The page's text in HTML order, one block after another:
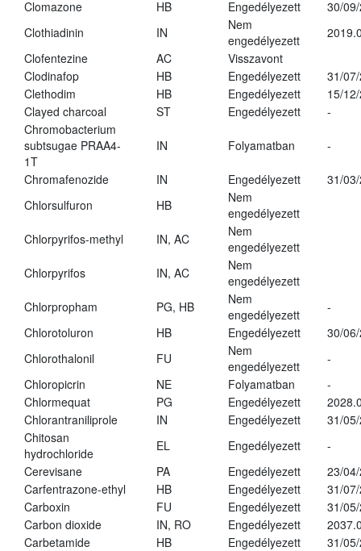
Clomazone HB Engedélyezett
30/
Clothiadinin
IN
Nem
engedélyezett
Clofentezine
AC
Visszavont
Clodinafop
HB Engedélyezett
31/
Clethodim
HB Engedélyezett
15/
Clayed charcoal
ST Engedélyezett
-
Chromobacterium
subtsugae PRAA4-
1T
IN Folyamatban -
Chromafenozide IN Engedélyezett
31/
Chlorsulfuron
HB
Nem
engedélyezett
Chlorpyrifos-methyl
IN, AC
Nem
engedélyezett
Chlorpyrifos
IN, AC
Nem
engedélyezett
Chlorpropham
PG, HB
Nem
engedélyezett
-
Chlorotoluron
HB Engedélyezett
30/
Chlorothalonil
FU
Nem
engedélyezett
-
Chloropicrin
NE Folyamatban
-
Chlormequat
PG Engedélyezett
Chlorantraniliprole
IN Engedélyezett
31/
Chitosan
hydrochloride
EL Engedélyezett
-
Cerevisane
PA Engedélyezett
23/
Carfentrazone-ethyl
HB Engedélyezett
31/
Carboxin
FU Engedélyezett
31/
Carbon dioxide
IN, RO Engedélyezett
Carbetamide
HB Engedélyezett
31/